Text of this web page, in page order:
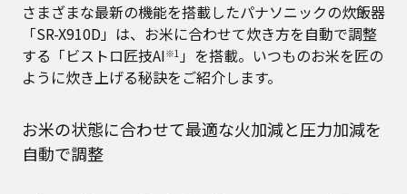
さまざまな最新の機能を搭載したパナソニックの炊飯器
「SR-X910D」は、お米に合わせて炊き方を自動で調整
する「ビストロ匠技AI※1」を搭載。いつものお米を匠の
ように炊き上げる秘訣をご紹介します。
お米の状態に合わせて最適な火加減と圧力加減を
自動で調整